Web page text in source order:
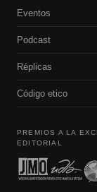
Eventos
Podcast
Réplicas
Código etico
PREMIOS A LA
EDITORIAL